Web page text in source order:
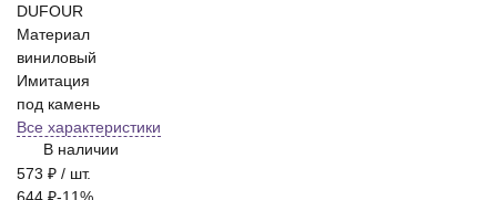
DUFOUR
Материал
виниловый
Имитация
под камень
Все характеристики
В наличии
573 ₽ / шт.